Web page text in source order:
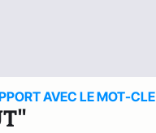
AVEC LE MOT-CLE